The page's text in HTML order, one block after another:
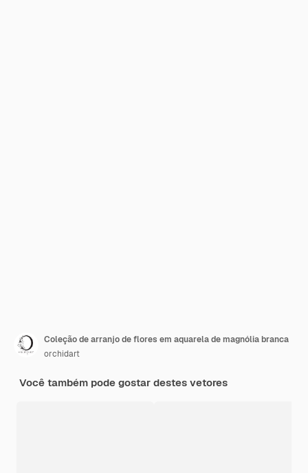
Coleção de arranjo de flores em aquarela de magnólia branca
orchidart
Você também pode gostar destes vetores